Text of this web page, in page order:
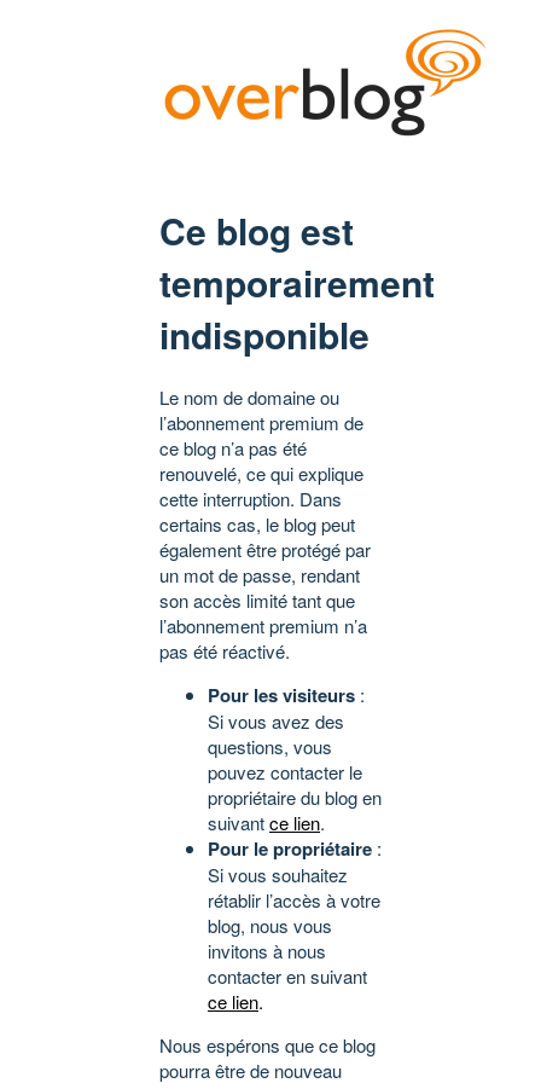
Ce blog est
temporairement
indisponible
Le nom de domaine ou
l’abonnement premium de
ce blog n’a pas été
renouvelé, ce qui explique
cette interruption. Dans
certains cas, le blog peut
également être protégé par
un mot de passe, rendant
son accès limité tant que
l’abonnement premium n’a
pas été réactivé.
Pour les visiteurs :
Si vous avez des
questions, vous
pouvez contacter le
propriétaire du blog en
suivantce lien.
Pour le propriétaire :
Si vous souhaitez
rétablir l’accès à votre
blog, nous vous
invitons à nous
contacter en suivant
ce lien.
Nous espérons que ce blog
pourra être de nouveau